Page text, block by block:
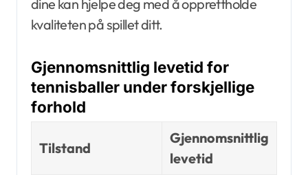
dine kan hjelpe deg med å opprettholde
kvaliteten på spillet ditt.
Gjennomsnittlig levetid for
tennisballer under forskjellige
forhold
Tilstand
Gjennomsnittlig
levetid